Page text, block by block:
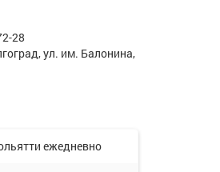
28
ул. им. Балонина,
ежедневно